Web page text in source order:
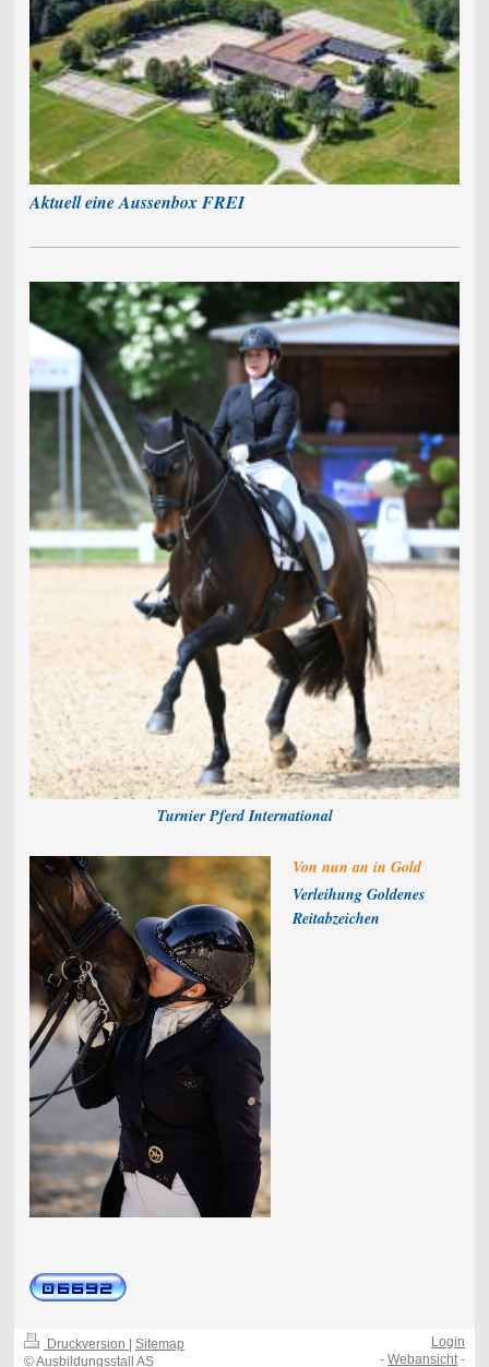
Aktuell eine Aussenbox FREI
Turnier Pferd International
Von nun an in Gold
Verleihung Goldenes
Reitabzeichen
Druckversion
Sitemap
© Ausbildungsstall AS
Login
-Webansicht-